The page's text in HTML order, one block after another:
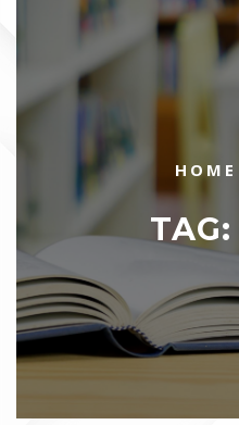
HOME
TAG: